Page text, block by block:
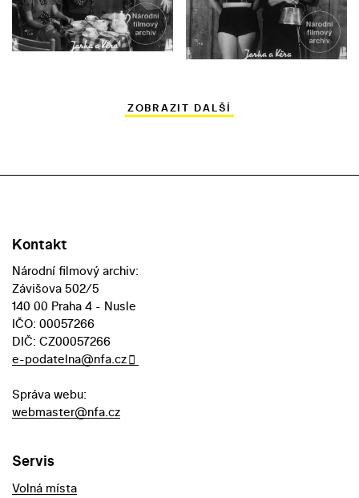
ZOBRAZIT DALŠÍ
Kontakt
Národní filmový archiv:
Závišova 502/5
140 00 Praha 4 - Nusle
IČO: 00057266
DIČ: CZ00057266
e-podatelna@nfa.cz
Správa webu:
webmaster@nfa.cz
Servis
Volná místa